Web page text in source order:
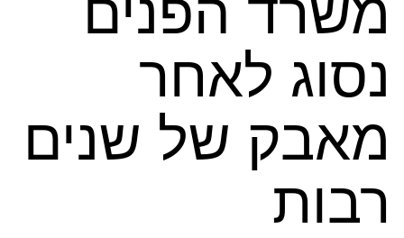
נסוג לאחר
מאבק של שנים
רבות